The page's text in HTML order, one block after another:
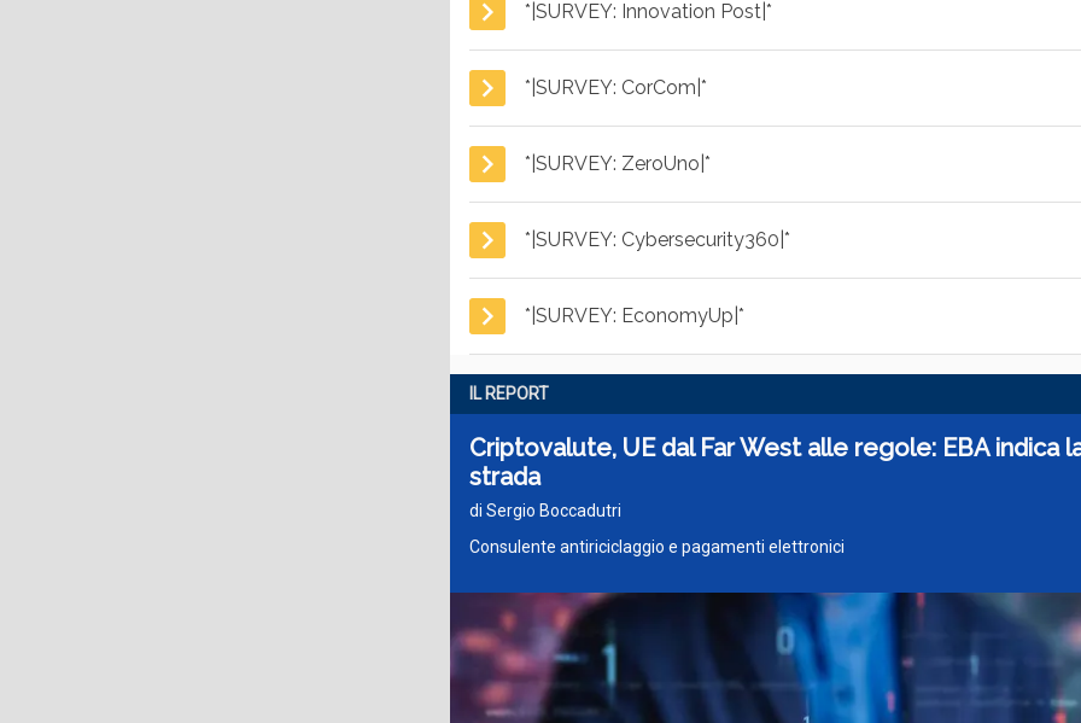
*|SURVEY: Innovation Post|*
*|SURVEY: CorCom|*
*|SURVEY: ZeroUno|*
*|SURVEY: Cybersecurity360|*
*|SURVEY: EconomyUp|*
IL REPORT
Criptovalute, UE dal Far West alle regole: EBA indica
strada
di Sergio Boccadutri
Consulente antiriciclaggio e pagamenti elettronici